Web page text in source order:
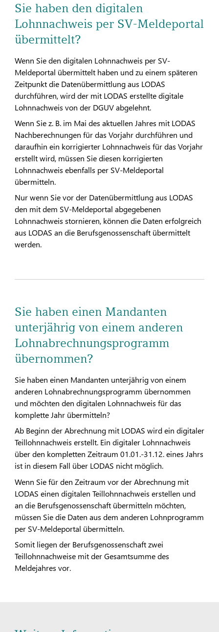
Sie haben den digitalen
Lohnnachweis per SV-Meldeportal
übermittelt?
Wenn Sie den digitalen Lohnnachweis per SV-
Meldeportal übermittelt haben und zu einem späteren
Zeitpunkt die Datenübermittlung aus LODAS
durchführen, wird der mit LODAS erstellte digitale
Lohnnachweis von der DGUV abgelehnt.
Wenn Sie z. B. im Mai des aktuellen Jahres mit LODAS
Nachberechnungen für das Vorjahr durchführen und
daraufhin ein korrigierter Lohnnachweis für das Vorjahr
erstellt wird, müssen Sie diesen korrigierten
Lohnnachweis ebenfalls per SV-Meldeportal
übermitteln.
Nur wenn Sie vor der Datenübermittlung aus LODAS
den mit dem SV-Meldeportal abgegebenen
Lohnnachweis stornieren, können die Daten erfolgreich
aus LODAS an die Berufsgenossenschaft übermittelt
werden.
Sie haben einen Mandanten
unterjährig von einem anderen
Lohnabrechnungsprogramm
übernommen?
Sie haben einen Mandanten unterjährig von einem
anderen Lohnabrechnungsprogramm übernommen
und möchten den digitalen Lohnnachweis für das
komplette Jahr übermitteln?
Ab Beginn der Abrechnung mit LODAS wird ein digitaler
Teillohnnachweis erstellt. Ein digitaler Lohnnachweis
über den kompletten Zeitraum 01.01.-31.12. eines Jahrs
ist in diesem Fall über LODAS nicht möglich.
Wenn Sie für den Zeitraum vor der Abrechnung mit
LODAS einen digitalen Teillohnnachweis erstellen und
an die Berufsgenossenschaft übermitteln möchten,
müssen Sie die Daten aus dem anderen Lohnprogramm
per SV-Meldeportal übermitteln.
Somit liegen der Berufsgenossenschaft zwei
Teillohnnachweise mit der Gesamtsumme des
Meldejahres vor.